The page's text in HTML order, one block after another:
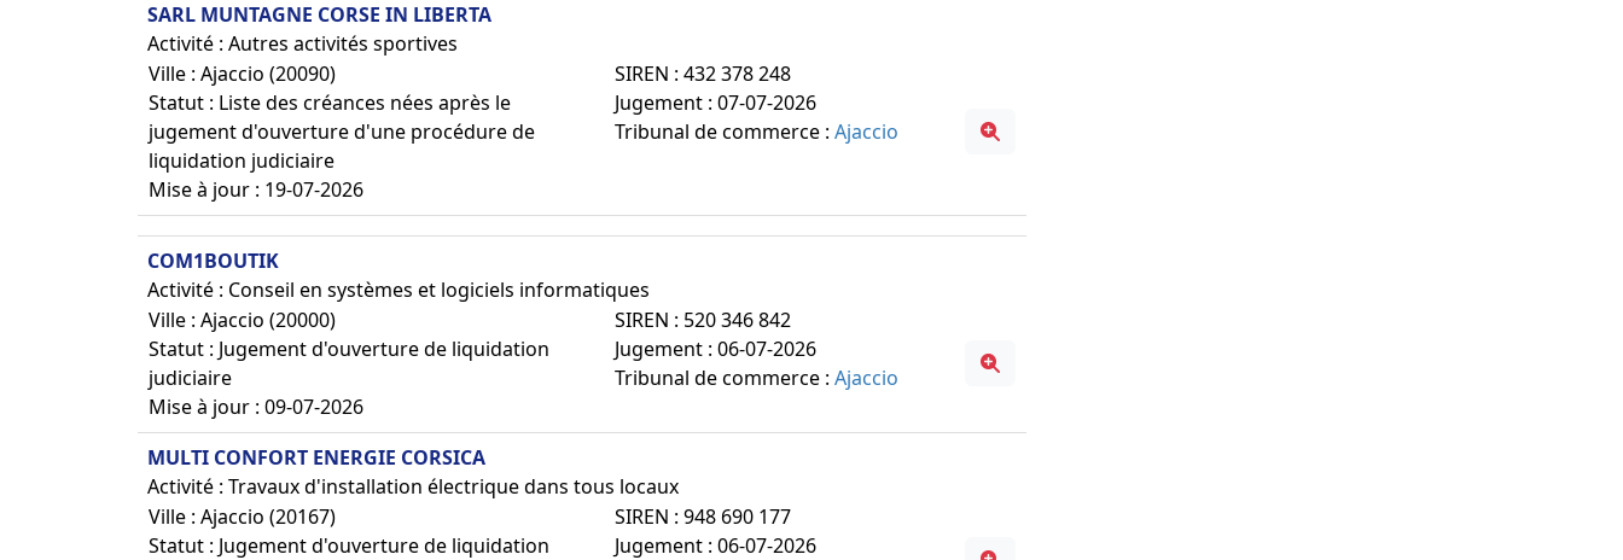
SARL MUNTAGNE CORSE IN LIBERTA
Activité : Autres activités sportives
Ville : Ajaccio (20090)
Statut : Liste des créances nées après le
jugement d'ouverture d'une procédure de
liquidation judiciaire
Mise à jour : 19-07-2026
SIREN : 432 378 248
Jugement : 07-07-2026
Tribunal de commerce : Ajaccio
COM1BOUTIK
Activité : Conseil en systèmes et logiciels informatiques
Ville : Ajaccio (20000)
Statut : Jugement d'ouverture de liquidation
judiciaire
Mise à jour : 09-07-2026
SIREN : 520 346 842
Jugement : 06-07-2026
Tribunal de commerce : Ajaccio
MULTI CONFORT ENERGIE CORSICA
Activité : Travaux d'installation électrique dans tous locaux
Ville : Ajaccio (20167)
Statut : Jugement d'ouverture de liquidation
SIREN : 948 690 177
Jugement : 06-07-2026